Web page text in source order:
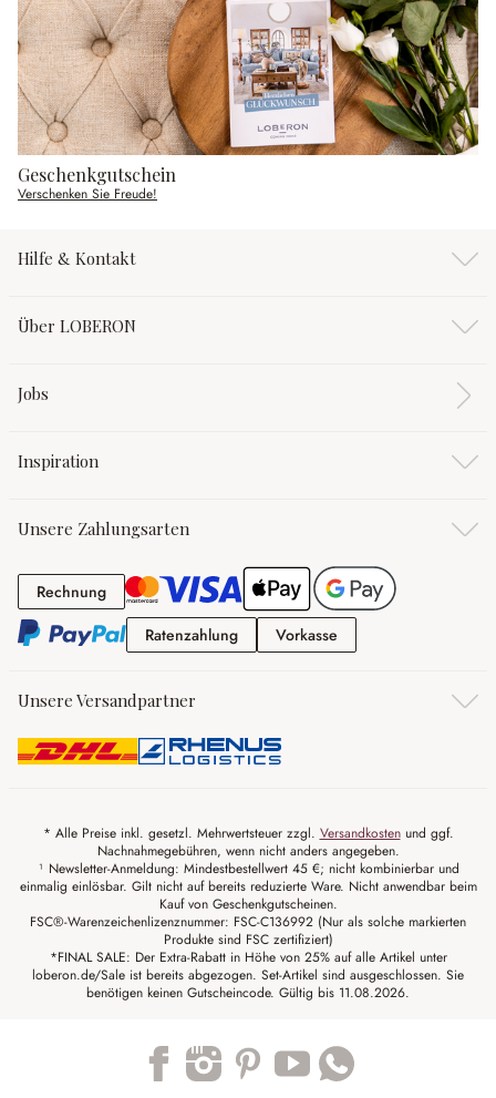
Geschenkgutschein
Verschenken Sie Freude!
Hilfe & Kontakt
Über LOBERON
Jobs
Inspiration
Unsere Zahlungsarten
RechnungRechnung
RatenzahlungRatenzahlung
Vorkasse
Unsere Versandpartner
* Alle Preise inkl. gesetzl. Mehrwertsteuer zzgl. Versandkostenund ggf.
Nachnahmegebühren, wenn nicht anders angegeben.
¹ Newsletter-Anmeldung: Mindestbestellwert 45 €; nicht kombinierbar und
einmalig einlösbar. Gilt nicht auf bereits reduzierte Ware. Nicht anwendbar beim
Kauf von Geschenkgutscheinen.
FSC®-Warenzeichenlizenznummer: FSC-C136992 (Nur als solche markierten
Produkte sind FSC zertifiziert)
*FINAL SALE: Der Extra-Rabatt in Höhe von 25% auf alle Artikel unter
loberon.de/Sale ist bereits abgezogen. Set-Artikel sind ausgeschlossen. Sie
benötigen keinen Gutscheincode. Gültig bis 11.08.2026.